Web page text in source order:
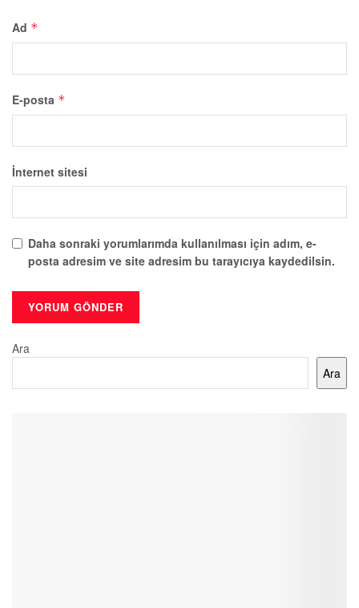
Ad *
E-posta *
İnternet sitesi
Daha sonraki yorumlarımda kullanılması için adım, e-
posta adresim ve site adresim bu tarayıcıya kaydedilsin.
Ara
Ara